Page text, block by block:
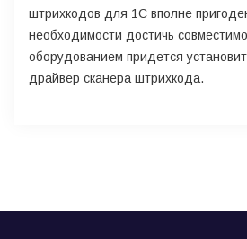
штрихкодов для 1С вполне
необходимости достичь
оборудованием придется
драйвер сканера штрихкода.